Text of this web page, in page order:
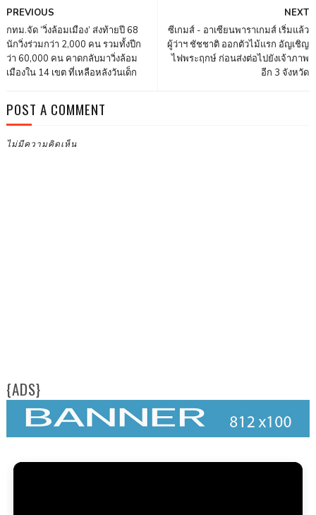
NEXT
ซีเกมส์ - อาเซียนพาราเกมส์ เริ่มแล้ว
ผู้ว่าฯ ชัชชาติ ออกตัวไม้แรก อัญเชิญ
ไฟพระฤกษ์ ก่อนส่งต่อไปยังเจ้าภาพ
อีก 3 จังหวัด
PREVIOUS
กทม.จัด ‘วิ่งล้อมเมือง’ ส่งท้ายปี 68
นักวิ่งร่วมกว่า 2,000 คน รวมทั้งปีก
ว่า 60,000 คน คาดกลับมาวิ่งล้อม
เมืองใน 14 เขต ที่เหลือหลังวันเด็ก
POST A COMMENT
ไม่มีความคิดเห็น
{ADS}